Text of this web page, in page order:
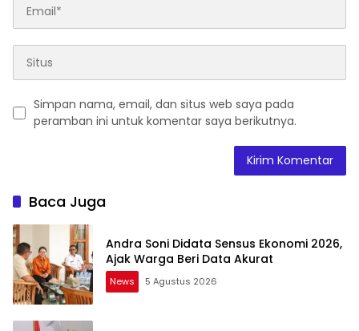
Simpan nama, email, dan situs web saya pada
peramban ini untuk komentar saya berikutnya.
Baca Juga
Andra Soni Didata Sensus Ekonomi 2026,
Ajak Warga Beri Data Akurat
News 5 Agustus 2026